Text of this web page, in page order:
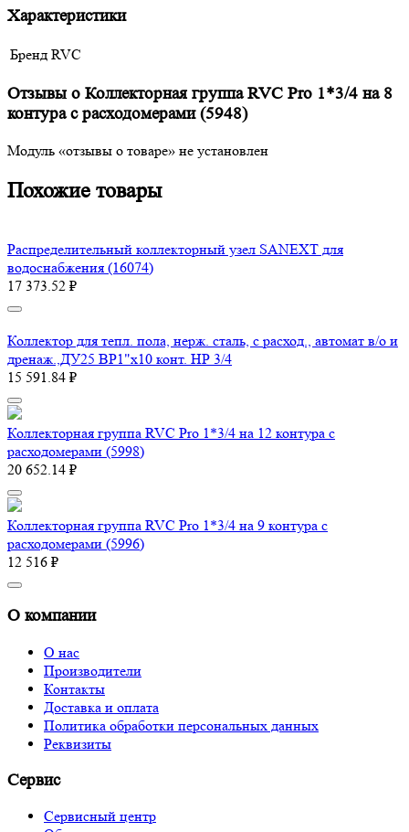
Характеристики
Бренд RVC
Отзывы о Коллекторная группа RVC Pro 1*3/4 на 8
контура с расходомерами (5948)
Модуль «отзывы о товаре» не установлен
Похожие товары
Распределительный коллекторный узел SANEXT для
водоснабжения (16074)
17 373.52 ₽
Коллектор для тепл. пола, нерж. сталь, с расход., автомат в/о и
дренаж.,ДУ25 ВР1"х10 конт. НР 3/4
15 591.84 ₽
Коллекторная группа RVC Pro 1*3/4 на 12 контура с
расходомерами (5998)
20 652.14 ₽
Коллекторная группа RVC Pro 1*3/4 на 9 контура с
расходомерами (5996)
12 516 ₽
О компании
О нас
Производители
Контакты
Доставка и оплата
Политика обработки персональных данных
Реквизиты
Сервис
Сервисный центр